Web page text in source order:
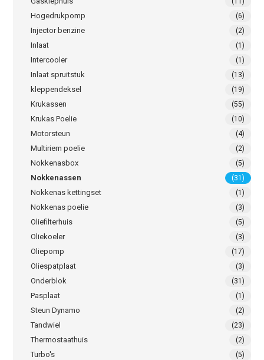
Hogedrukpomp (6)
Injector benzine (2)
Inlaat (1)
Intercooler (1)
Inlaat spruitstuk (13)
kleppendeksel (19)
Krukassen (55)
Krukas Poelie (10)
Motorsteun (4)
Multiriem poelie (2)
Nokkenasbox (5)
Nokkenassen (31)
Nokkenas kettingset (1)
Nokkenas poelie (3)
Oliefilterhuis (5)
Oliekoeler (3)
Oliepomp (17)
Oliespatplaat (3)
Onderblok (31)
Pasplaat (1)
Steun Dynamo (2)
Tandwiel (23)
Thermostaathuis (2)
Turbo's (5)